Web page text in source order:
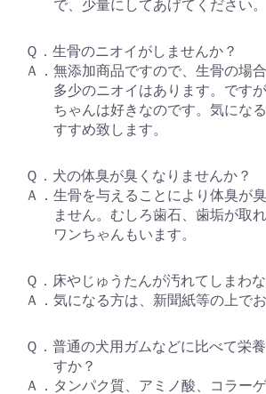
で、少量にしてあげてください。
Ｑ．生骨のニオイがしませんか？
Ａ．無添加商品ですので、生骨の場
多少のニオイはあります。です
ちゃんは好きなのです。気にな
すすめ致します。
Ｑ．犬の体臭が臭くなりませんか？
Ａ．生骨を与えることにより体臭が
ません。むしろ歯石、歯垢が取
ワンちゃんもいます。
Ｑ．床やじゅうたんが汚れてしまわ
Ａ．気になる方は、新聞紙等の上で
Ｑ．普通の犬用ガムなどに比べて栄
すか？
Ａ．タンパク質、アミノ酸、コラー